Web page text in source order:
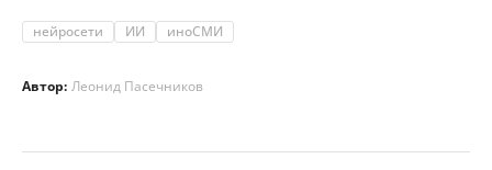
нейросети ИИ иноСМИ
Автор: Леонид Пасечников